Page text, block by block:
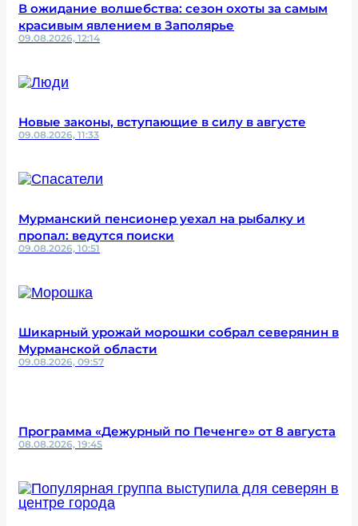
В ожидание волшебства: сезон охоты за самым
красивым явлением в Заполярье
09.08.2026, 12:14
Новые законы, вступающие в силу в августе
09.08.2026, 11:33
Мурманский пенсионер уехал на рыбалку и
пропал: ведутся поиски
09.08.2026, 10:51
Шикарный урожай морошки собрал северянин в
Мурманской области
09.08.2026, 09:57
Программа «Дежурный по Печенге» от 8 августа
08.08.2026, 19:45